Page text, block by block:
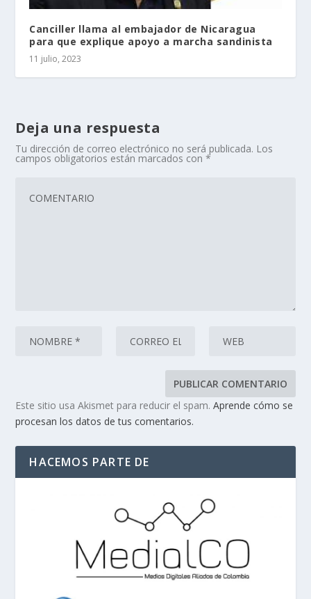
Canciller llama al embajador de Nicaragua
para que explique apoyo a marcha sandinista
11 julio, 2023
Deja una respuesta
Tu dirección de correo electrónico no será publicada. Los
campos obligatorios están marcados con*
Este sitio usa Akismet para reducir el spam.Aprende cómo se
procesan los datos de tus comentarios.
HACEMOS PARTE DE